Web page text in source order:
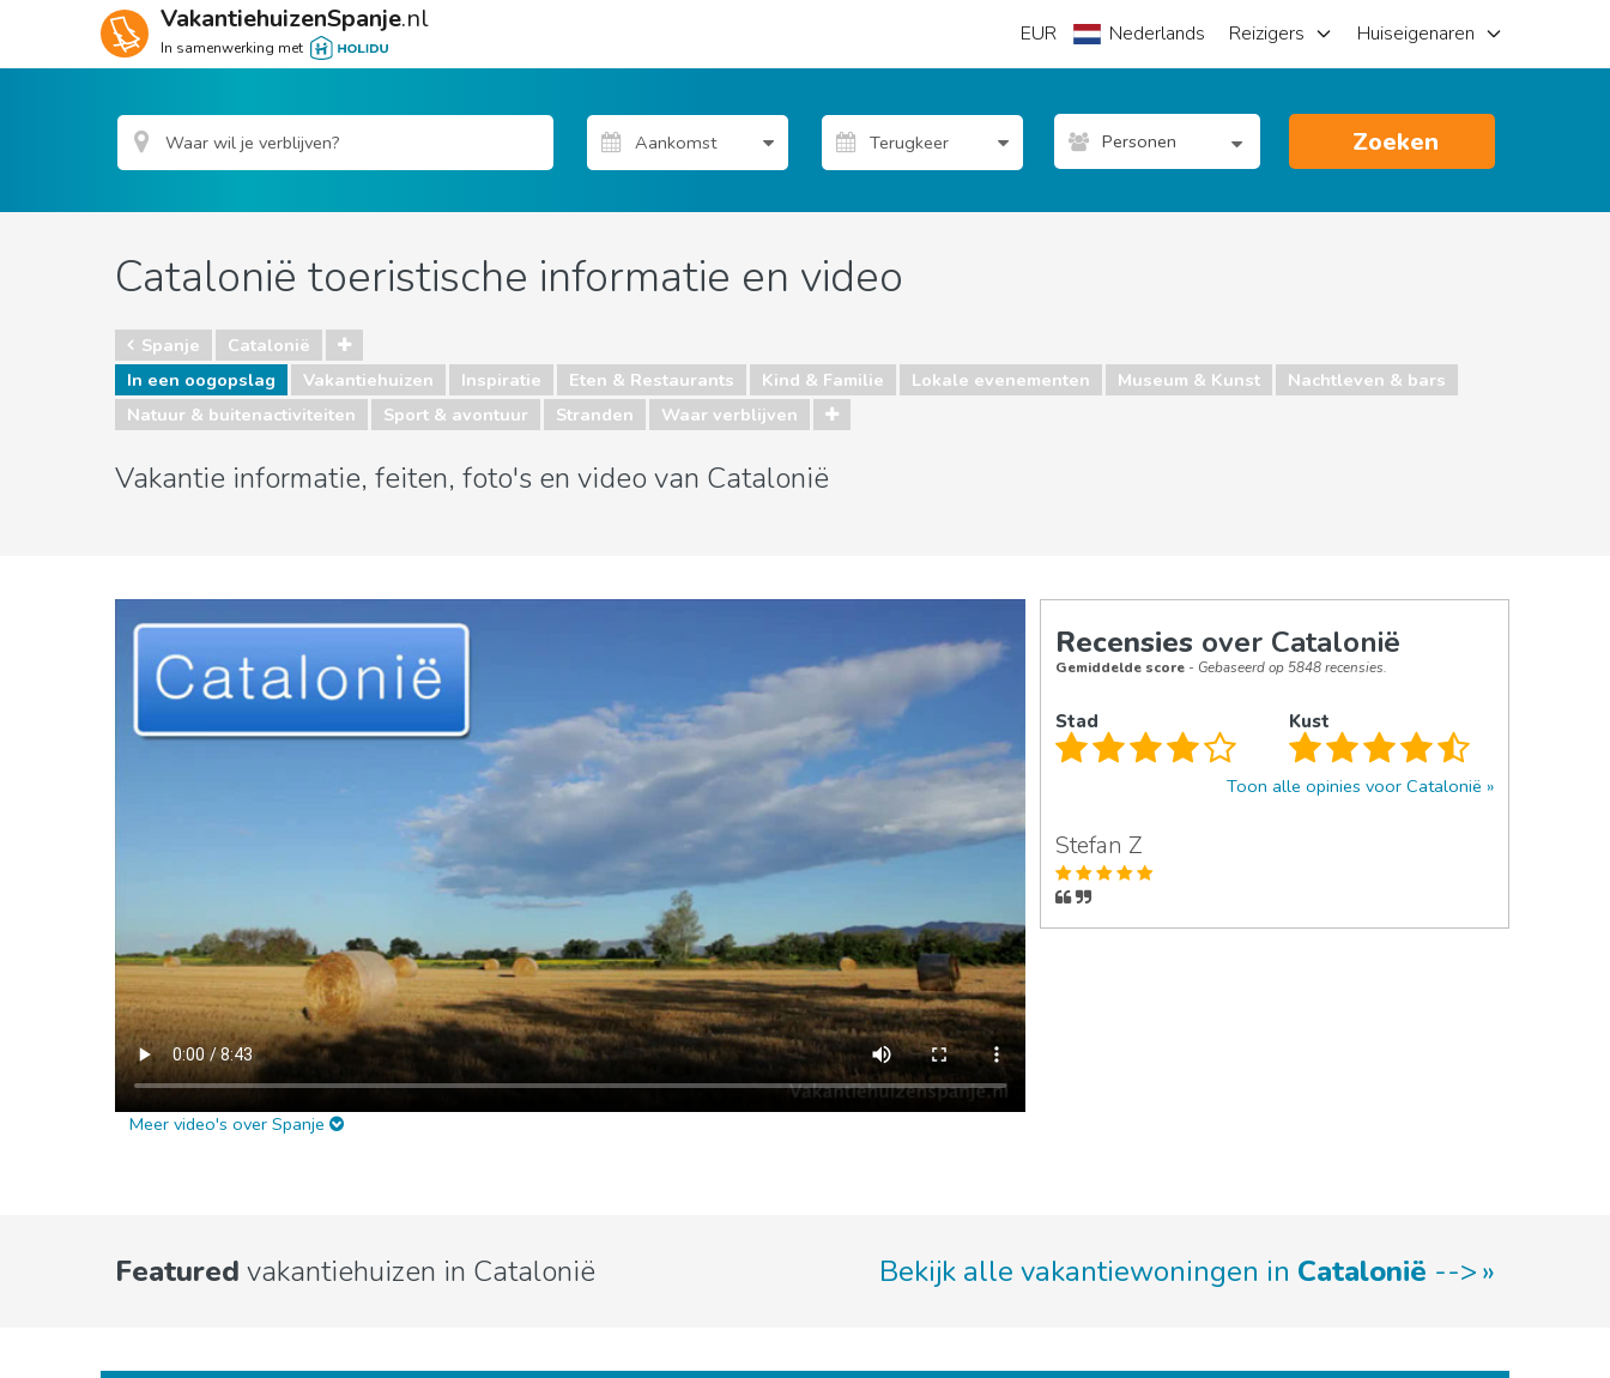
VakantiehuizenSpanje.nl
In samenwerking met
EUR Nederlands Reizigers Huiseigenaren
Personen Zoeken
Catalonië toeristische informatie en video
Spanje
Catalonië
In een oogopslag
Vakantiehuizen Inspiratie Eten & Restaurants Kind & Familie Lokale evenementen Museum & Kunst
Nachtleven & bars
Natuur & buitenactiviteiten
Sport & avontuur Stranden Waar verblijven
Vakantie informatie, feiten, foto's en video van Catalonië
Meer video's over Spanje
Recensies over Catalonië
Gemiddelde score - Gebaseerd op 5848 recensies.
Stad Kust
Toon alle opinies voor Catalonië
Stefan Z
Featured vakantiehuizen in Catalonië Bekijk alle vakantiewoningen in Catalonië -->